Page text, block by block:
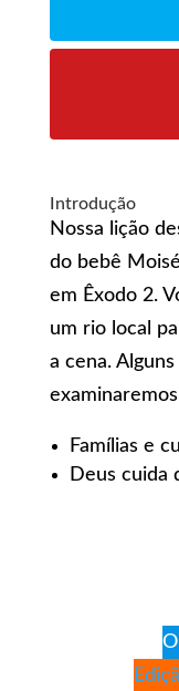
Introdução
Nossa lição
do bebê
em Êxodo 2.
um rio local
a cena.
Famílias e
Deus cuida